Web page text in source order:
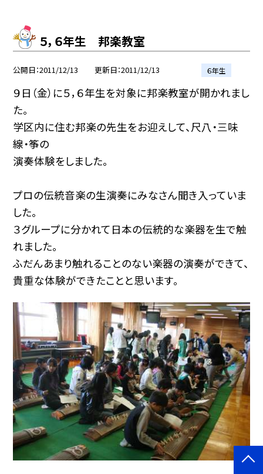
５，６年生 邦楽教室
公開日 2011/12/13 更新日 2011/12/13 ６年生
９日（金）に５，６年生を対象に邦楽教室が開かれまし
た。
学区内に住む邦楽の先生をお迎えして、尺八・三味
線・筝の
演奏体験をしました。
プロの伝統音楽の生演奏にみなさん聞き入っていま
した。
３グループに分かれて日本の伝統的な楽器を生で触
れました。
ふだんあまり触れることのない楽器の演奏ができて、
貴重な体験ができたことと思います。